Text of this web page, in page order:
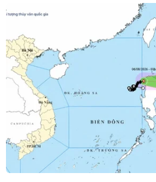
đều có thể phản ánh qua
Tại đây, ông Thọ cũng đề
cần xây dựng và triển khai
án thực sự khả thi, tập trung
hiện có kết quả, cân đối
doanh nghiệp cần phối hợp
hàng thương mại, minh
minh khó khăn, thiệt hại để
trợ, không trục lợi chính